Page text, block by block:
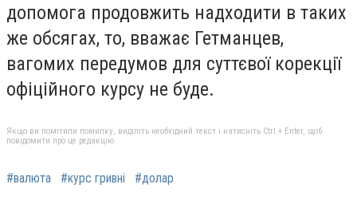
допомога продовжить надходити в таких
же обсягах, то, вважає Гетманцев,
вагомих передумов для суттєвої корекції
офіційного курсу не буде.
Якщо ви помітили помилку, виділіть необхідний текст і натисніть Ctrl + Enter, щоб
повідомити про це редакцію
#валюта #курс гривні #долар